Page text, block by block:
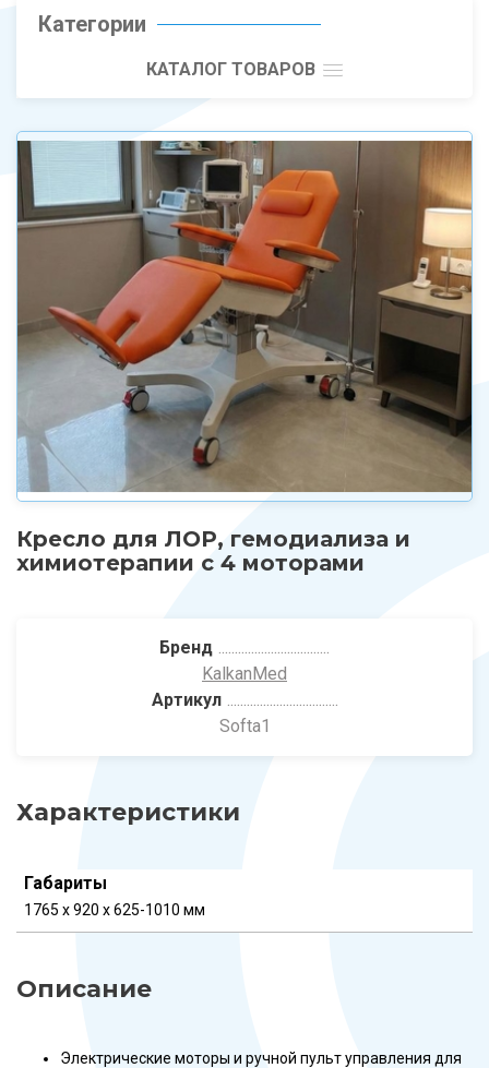
Категории
КАТАЛОГ ТОВАРОВ
Кресло для ЛОР, гемодиализа и
химиотерапии с 4 моторами
Бренд
KalkanMed
Артикул
Softa1
Характеристики
Габариты
1765 x 920 x 625-1010 мм
Описание
Электрические моторы и ручной пульт управления для